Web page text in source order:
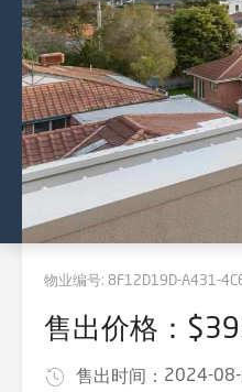
物业编号: 8F12D19D-A431-
售出价格：
售出时间： 2024-